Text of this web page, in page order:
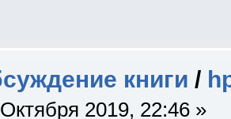
книги /
2019, 22:46 »